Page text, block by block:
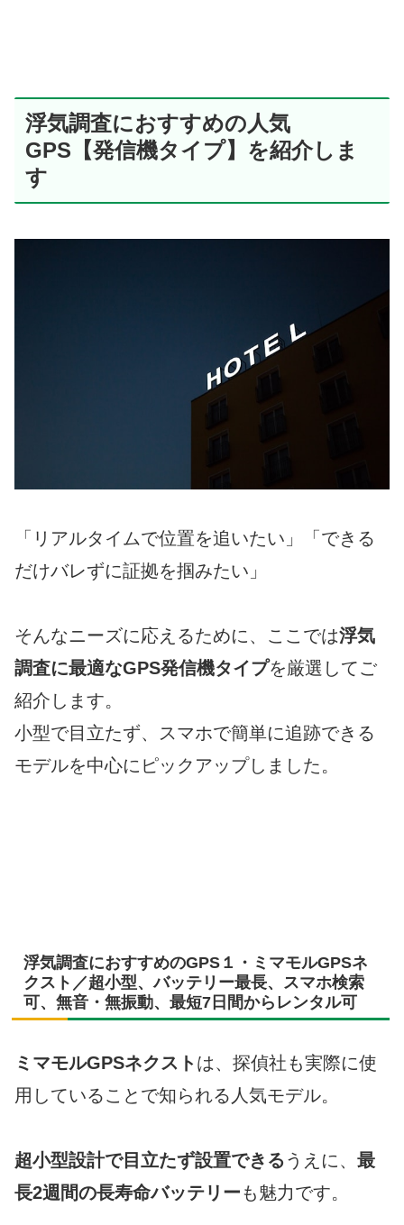
浮気調査におすすめの人気
GPS【発信機タイプ】を紹介しま
す
「リアルタイムで位置を追いたい」「できる
だけバレずに証拠を掴みたい」
そんなニーズに応えるために、ここでは浮気
調査に最適なGPS発信機タイプを厳選してご
紹介します。
小型で目立たず、スマホで簡単に追跡できる
モデルを中心にピックアップしました。
浮気調査におすすめのGPS１・ミマモルGPSネ
クスト／超小型、バッテリー最長、スマホ検索
可、無音・無振動、最短7日間からレンタル可
ミマモルGPSネクスト は、探偵社も実際に使
用していることで知られる人気モデル。
超小型設計で目立たず設置できる うえに、 最
長2週間の長寿命バッテリーも魅力です。